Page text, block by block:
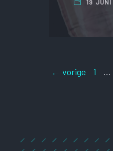
19
← vorige Pagina
1 …